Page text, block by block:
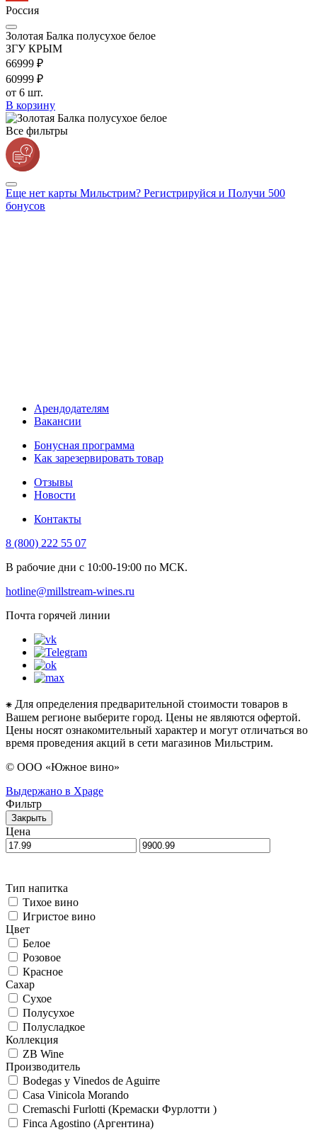
Россия
Золотая Балка полусухое белое
ЗГУ КРЫМ
66999 ₽
60999 ₽
от 6 шт.
В корзину
Все фильтры
Еще нет карты Мильстрим? Регистрируйся и Получи 500
бонусов
Арендодателям
Вакансии
Бонусная программа
Как зарезервировать товар
Отзывы
Новости
Контакты
8 (800) 222 55 07
В рабочие дни с 10:00-19:00 по МСК.
hotline@millstream-wines.ru
Почта горячей линии
⁕ Для определения предварительной стоимости товаров в
Вашем регионе выберите город. Цены не являются офертой.
Цены носят ознакомительный характер и могут отличаться во
время проведения акций в сети магазинов Мильстрим.
© ООО «Южное вино»
Выдержано в Xpage
Фильтр
Закрыть
Цена
Тип напитка
Тихое вино
Игристое вино
Цвет
Белое
Розовое
Красное
Сахар
Сухое
Полусухое
Полусладкое
Коллекция
ZB Wine
Производитель
Bodegas y Vinedos de Aguirre
Casa Vinicola Morando
Cremaschi Furlotti (Кремаски Фурлотти )
Finca Agostino (Аргентина)